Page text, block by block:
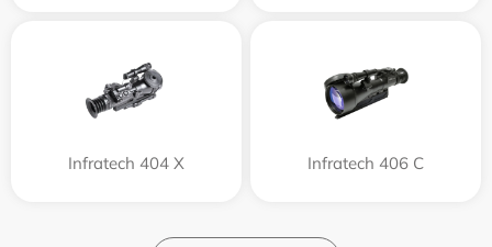
Infratech 404 Х Infratech 406 С